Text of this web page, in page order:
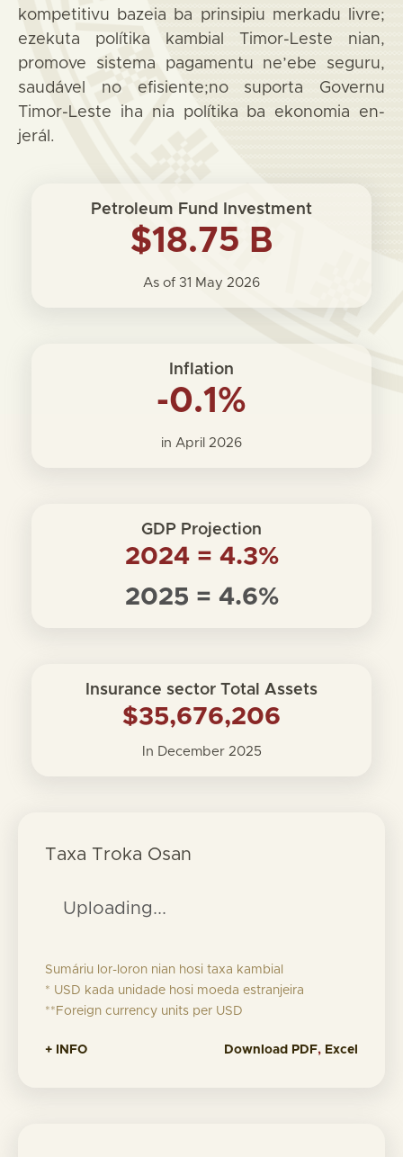
kompetitivu bazeia ba prinsipiu merkadu livre;
ezekuta polítika kambial Timor-Leste nian,
promove sistema pagamentu ne’ebe seguru,
saudável no efisiente;no suporta Governu
Timor-Leste iha nia polítika ba ekonomia en-
jerál.
Petroleum Fund Investment
$18.75 B
As of 31 May 2026
Inflation
-0.1%
in April 2026
GDP Projection
2024 = 4.3%
2025 = 4.6%
Insurance sector Total Assets
$35,676,206
In December 2025
Taxa Troka Osan
Uploading...
Sumáriu lor-loron nian hosi taxa kambial
* USD kada unidade hosi moeda estranjeira
**Foreign currency units per USD
+ INFO Download PDF, Excel